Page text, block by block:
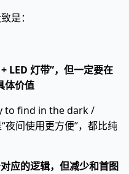
是：
LED 灯带”，但一定要在
体价值
to find in the dark /
间使用更方便”，都比纯
应的逻辑，但减少和首图